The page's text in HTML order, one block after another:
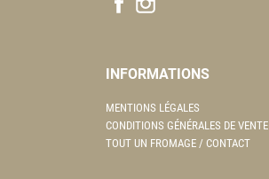
INFORMATIONS
MENTIONS LÉGALES
CONDITIONS GÉNÉRALES DE VENTE
TOUT UN FROMAGE / CONTACT